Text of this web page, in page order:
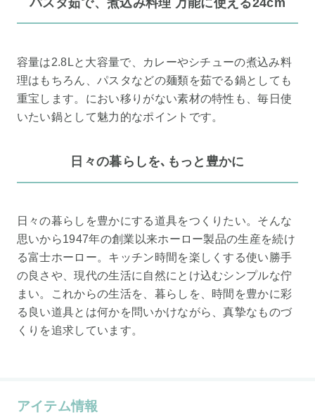
パスタ茹で、煮込み料理 万能に使える24cm
容量は2.8Lと大容量で、カレーやシチューの煮込み料
理はもちろん、パスタなどの麺類を茹でる鍋としても
重宝します。におい移りがない素材の特性も、毎日使
いたい鍋として魅力的なポイントです。
日々の暮らしを､もっと豊かに
日々の暮らしを豊かにする道具をつくりたい。そんな
思いから1947年の創業以来ホーロー製品の生産を続け
る富士ホーロー。キッチン時間を楽しくする使い勝手
の良さや、現代の生活に自然にとけ込むシンプルな佇
まい。これからの生活を、暮らしを、時間を豊かに彩
る良い道具とは何かを問いかけながら、真摯なものづ
くりを追求しています。
アイテム情報